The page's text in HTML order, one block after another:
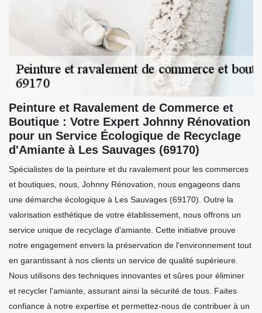
Peinture et Ravalement de Commerce et
Boutique : Votre Expert Johnny Rénovation
pour un Service Écologique de Recyclage
d'Amiante à Les Sauvages (69170)
Spécialistes de la peinture et du ravalement pour les commerces
et boutiques, nous, Johnny Rénovation, nous engageons dans
une démarche écologique à Les Sauvages (69170). Outre la
valorisation esthétique de votre établissement, nous offrons un
service unique de recyclage d'amiante. Cette initiative prouve
notre engagement envers la préservation de l'environnement tout
en garantissant à nos clients un service de qualité supérieure.
Nous utilisons des techniques innovantes et sûres pour éliminer
et recycler l'amiante, assurant ainsi la sécurité de tous. Faites
confiance à notre expertise et permettez-nous de contribuer à un